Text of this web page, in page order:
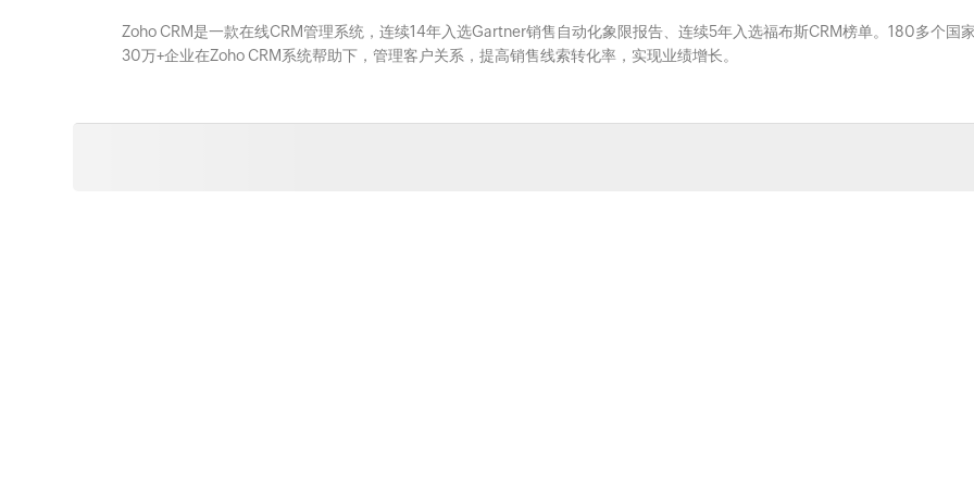
Zoho CRM是一款在线CRM管理系统，连续14年入选Gartner销售自动化象限报告、连续5年入选福布斯CRM榜单。180多个国
30万+企业在Zoho CRM系统帮助下，管理客户关系，提高销售线索转化率，实现业绩增长。